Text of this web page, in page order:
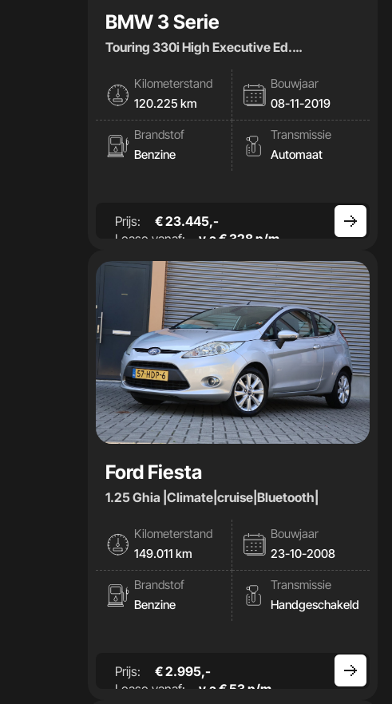
BMW 3 Serie
Touring 330i High Executive Ed.
259pk|Leder|Carplay|
Kilometerstand
120.225 km
Bouwjaar
08-11-2019
Brandstof
Benzine
Transmissie
Automaat
Prijs:
€ 23.445,-
Lease vanaf:
v.a € 328 p/m
Ford Fiesta
1.25 Ghia |Climate|cruise|Bluetooth|
Kilometerstand
149.011 km
Bouwjaar
23-10-2008
Brandstof
Benzine
Transmissie
Handgeschakeld
Prijs:
€ 2.995,-
Lease vanaf:
v.a € 53 p/m